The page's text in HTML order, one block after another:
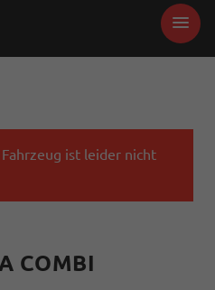
ist leider nicht
COMBI